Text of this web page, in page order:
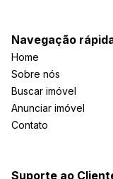
Navegação
Home
Sobre nós
Buscar imóvel
Anunciar imóvel
Contato
Suporte ao